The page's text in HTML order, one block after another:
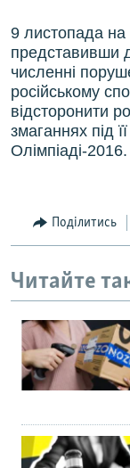
9 листопада на
представивши
численні
російському
відсторонити
змаганнях під
Олімпіаді-2016.
Поділитись
Читайте